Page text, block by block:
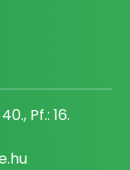
Pf.: 16.